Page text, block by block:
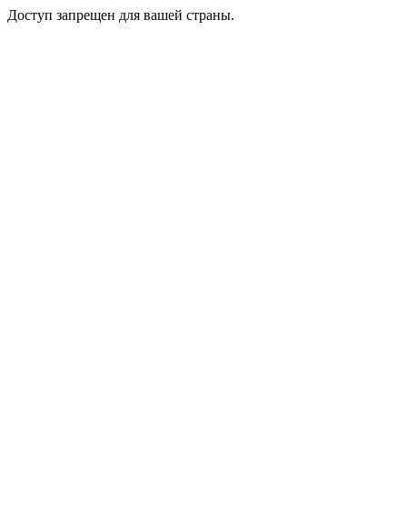
Доступ запрещен для вашей страны.